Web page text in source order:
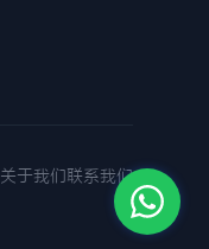
关于我们联系我们